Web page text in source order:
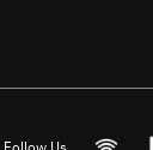
Follow Us